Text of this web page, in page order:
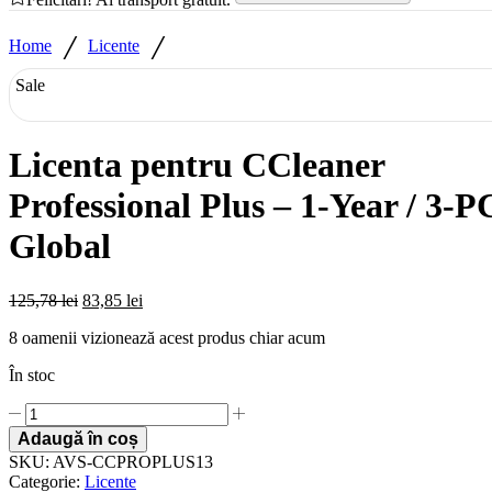
Home / Licente /
Sale
Licenta pentru CCleaner
Professional Plus – 1-Year / 3-
Global
125,78lei 83,85 lei
8 oamenii vizionează acest produs chiar acum
În stoc
Licenta
pentru
CCleaner
Professional
Adaugă în coș
SKU: AVS-CCPROPLUS13
Categorie: Licente